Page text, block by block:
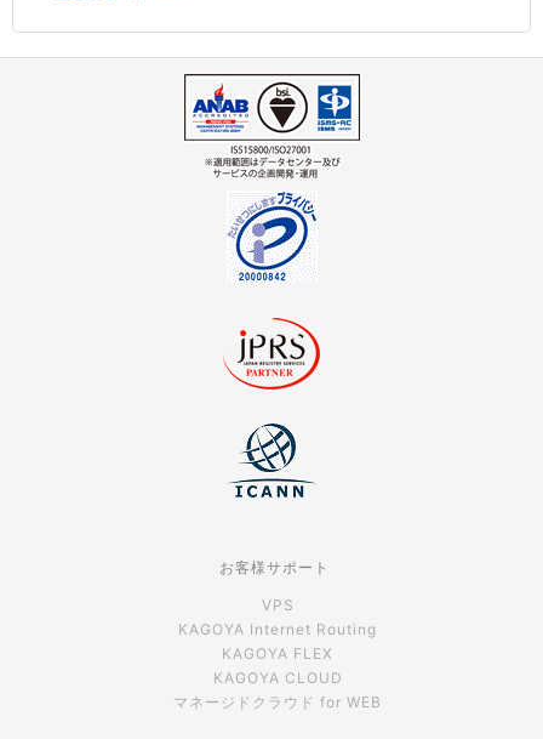
お客様サポート
VPS
KAGOYA Internet Routing
KAGOYA FLEX
KAGOYA CLOUD
マネージドクラウド for WEB